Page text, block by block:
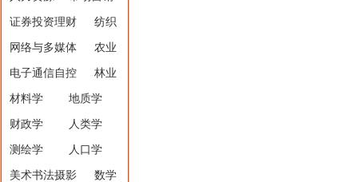
证券投资理财 纺织
网络与多媒体 农业
电子通信自控 林业
材料学 地质学
财政学 人类学
测绘学 人口学
美术书法摄影 数学